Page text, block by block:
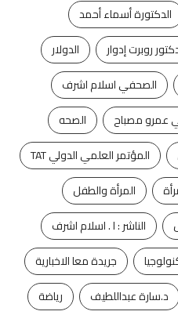
الدكتورة أسماء أحمد
روبرت إدوار
الدولار
الصحفي اسلام اشرف
عمرو مصباح
الصحه
المؤتمر العلمي الدولي TAT
المرأة والطفل
الناشر : ا . اسلام اشرف
جريدة معا الاخبارية
د.سارة عبداللطيف رياضة